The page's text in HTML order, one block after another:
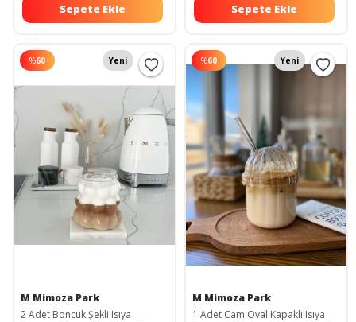
Sepete Ekle Sepete Ekle
%60 Yeni
M Mimoza Park
2 Adet Boncuk Şekli Isıya
%60 Yeni
M Mimoza Park
1 Adet Cam Oval Kapaklı Isıya